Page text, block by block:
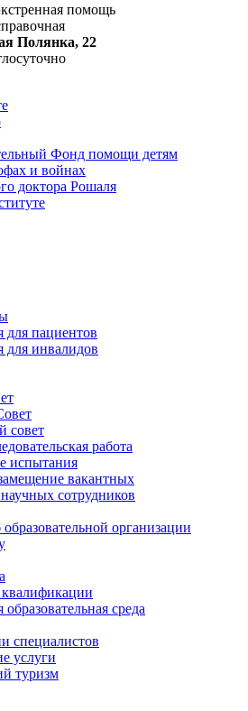
помощь
Полянка, 22
Фонд помощи детям
и войнах
доктора Рошаля
пациентов
инвалидов
совет
работа
испытания
вакантных
сотрудников
организации
среда
специалистов
услуги
туризм